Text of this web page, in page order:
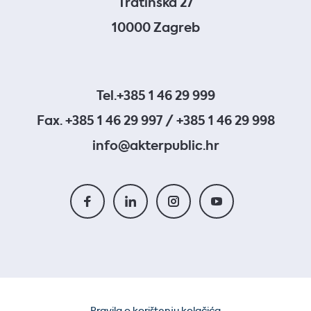
Tratinska 27
10000 Zagreb
Tel.+385 1 46 29 999
Fax. +385 1 46 29 997 / +385 1 46 29 998
info@akterpublic.hr